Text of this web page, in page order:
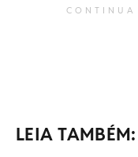
LEIA TAMBÉM: